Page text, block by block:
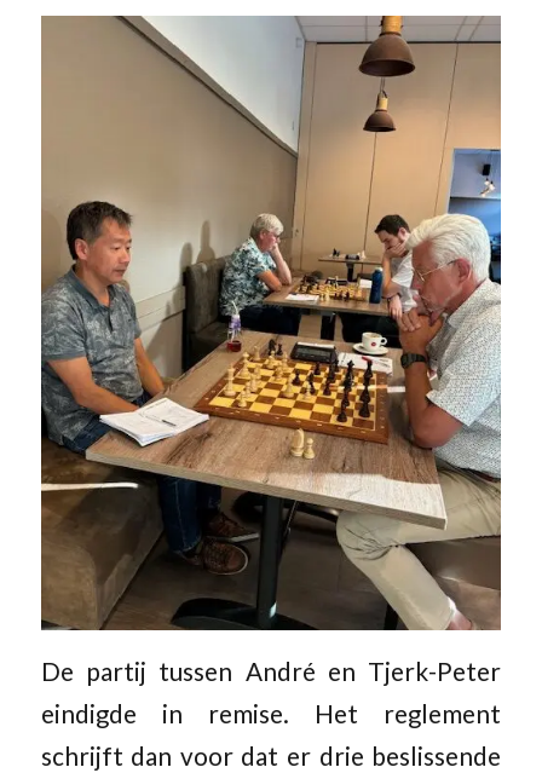
De partij tussen André en Tjerk-Peter
eindigde in remise. Het reglement
schrijft dan voor dat er drie beslissende